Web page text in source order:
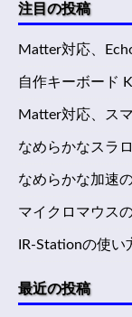
注目の投稿
Matter対応、
自作キーボード
Matter対応、ス
なめらかなスラ
なめらかな加速
マイクロマウス
IR-Stationの使い
最近の投稿